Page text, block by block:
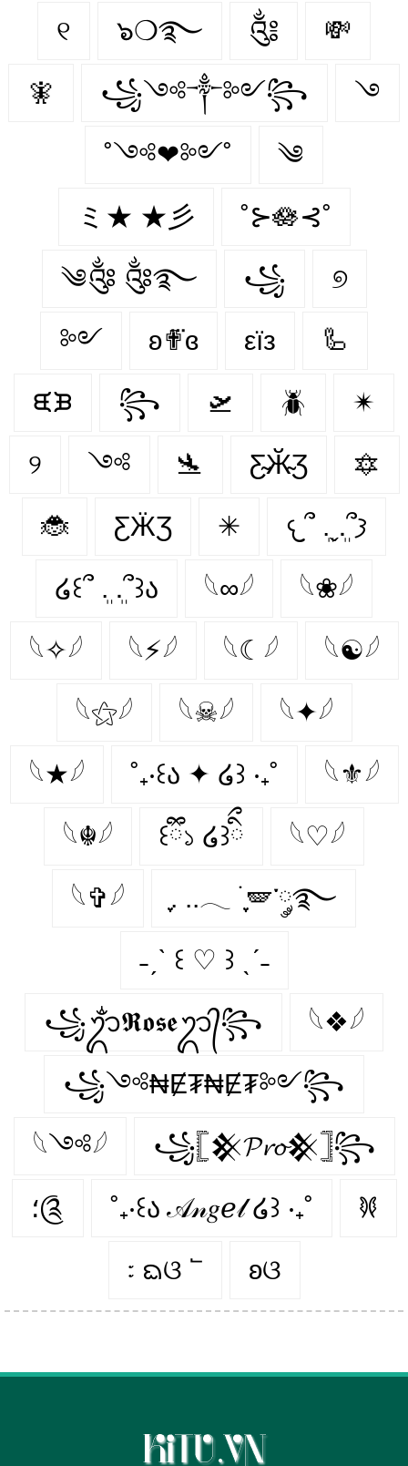
୧ ๖❍࿐ ༃ 💸
🧚‍ ꧁༺༒༻꧂ ࿓
˚༺❤︎༻˚ ༄
ミ★ ★彡 ˚⊱🪷⊰˚
༄༂ ༂࿐ ꧁ ୭
༻ ʚ✟⃛ɞ εїз 🦾
ᙙᙖ ꧂ 🛫 🪲 ✴
୨ ༺ 🛬 Ƹ̴Ӂ̴Ʒ 🔯
🐞 ƸӜƷ ✳ 𐔌՞ ܸ.ˬ.ܸ՞𐦯
໒꒰՞ ܸ. .ܸ՞꒱ა 𓆩∞𓆪 𓆩❀𓆪
𓆩✧𓆪 𓆩⚡𓆪 𓆩☾𓆪 𓆩☯𓆪
𓆩⚝𓆪 𓆩☠𓆪 𓆩✦𓆪
𓆩★𓆪 ˚₊‧꒰ა ✦ ໒꒱ ‧₊˚ 𓆩⚜𓆪
𓆩☬𓆪 ꒰ྀི১ ໒꒱ིྀ 𓆩♡𓆪
𓆩✞𓆪 ִֶָ. ..𓂃 ࣪ ִֶָ🪽་༘࿐
˗ˏˋ ꒰ ♡ ꒱ ˎˊ˗
꧁ᬊᬁ𝕽𝖔𝖘𝖊ᬊ᭄꧂ 𓆩❖𓆪
꧁༺₦Ɇ₮₦Ɇ₮༻꧂
𓆩༺𓆪 ꧁𓊈𒆜𝓟𝓻𝓸𒆜𓊉꧂
؛༊ ˚₊‧꒰ა 𝒜𝓃𝑔ℯ𝓁 ໒꒱ ‧₊˚ 𐦍
᭝ ᨳଓ ՟ ʚଓ